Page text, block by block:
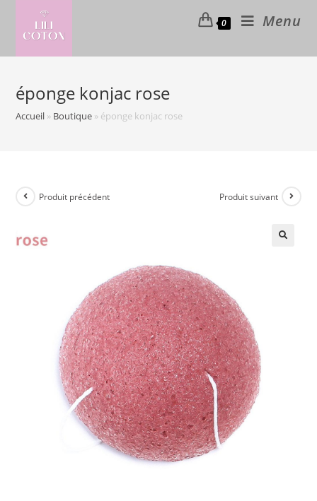
content
0 Menu
éponge konjac rose
Accueil » Boutique » éponge konjac rose
Produit précédent Produit suivant